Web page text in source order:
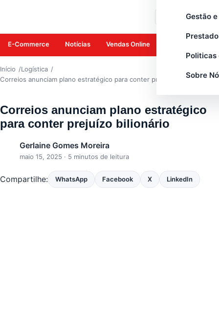
Gestão
Politicas
Sobre
E-Commerce Notícias Vendas Online
Início
Logística
Correios anunciam plano estratégico para conter prejuízo bilionário
Correios anunciam plano estratégico
para conter prejuízo bilionário
Gerlaine Gomes Moreira
maio 15, 2025 · 5 minutos de leitura
Compartilhe: WhatsApp Facebook X LinkedIn